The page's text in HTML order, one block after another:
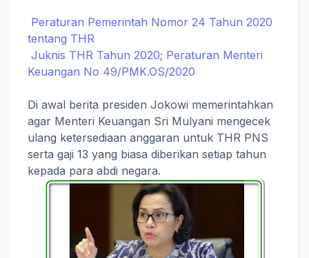
Peraturan Pemerintah Nomor 24 Tahun 2020
tentang THR
Juknis THR Tahun 2020; Peraturan Menteri
Keuangan No 49/PMK.OS/2020
Di awal berita presiden Jokowi memerintahkan
agar Menteri Keuangan Sri Mulyani mengecek
ulang ketersediaan anggaran untuk THR PNS
serta gaji 13 yang biasa diberikan setiap tahun
kepada para abdi negara.